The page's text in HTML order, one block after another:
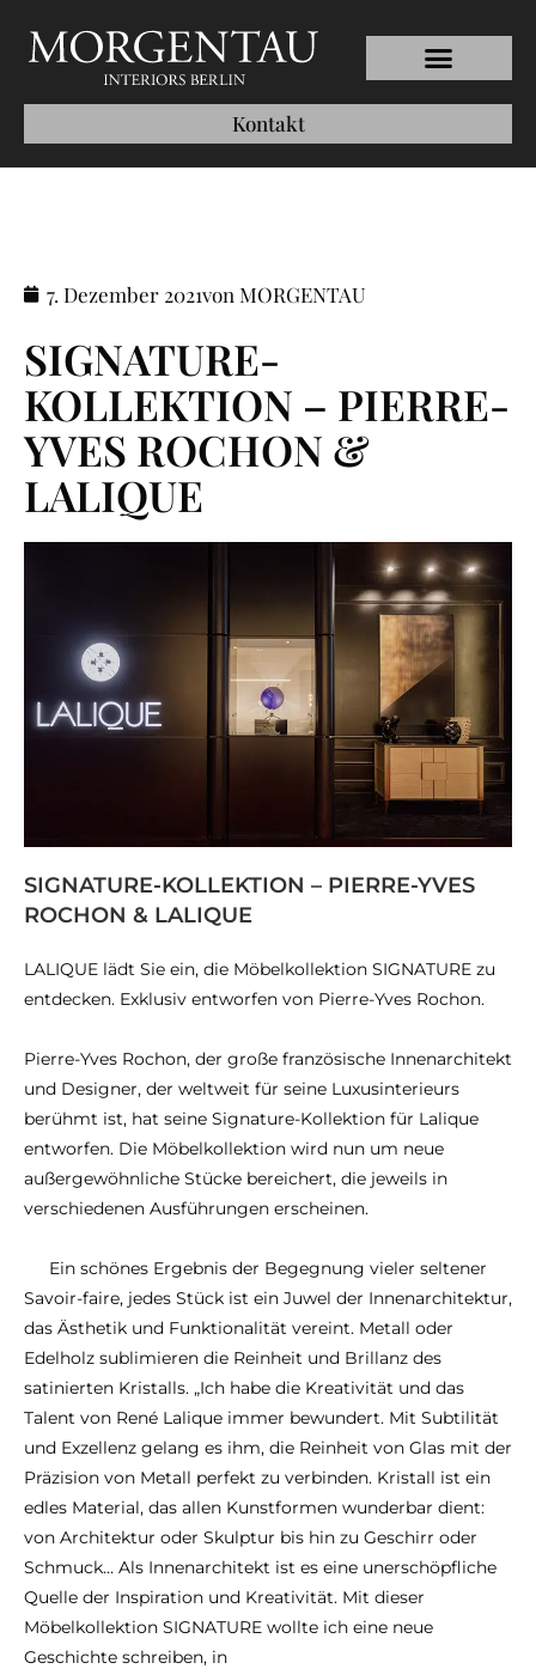
Kontakt
7. Dezember 2021von MORGENTAU
SIGNATURE-
KOLLEKTION – PIERRE-
YVES ROCHON &
LALIQUE
SIGNATURE-KOLLEKTION – PIERRE-YVES
ROCHON & LALIQUE
LALIQUE lädt Sie ein, die Möbelkollektion SIGNATURE zu
entdecken. Exklusiv entworfen von Pierre-Yves Rochon.
Pierre-Yves Rochon, der große französische Innenarchitekt
und Designer, der weltweit für seine Luxusinterieurs
berühmt ist, hat seine Signature-Kollektion für Lalique
entworfen. Die Möbelkollektion wird nun um neue
außergewöhnliche Stücke bereichert, die jeweils in
verschiedenen Ausführungen erscheinen.
Ein schönes Ergebnis der Begegnung vieler seltener
Savoir-faire, jedes Stück ist ein Juwel der Innenarchitektur,
das Ästhetik und Funktionalität vereint. Metall oder
Edelholz sublimieren die Reinheit und Brillanz des
satinierten Kristalls. „Ich habe die Kreativität und das
Talent von René Lalique immer bewundert. Mit Subtilität
und Exzellenz gelang es ihm, die Reinheit von Glas mit der
Präzision von Metall perfekt zu verbinden. Kristall ist ein
edles Material, das allen Kunstformen wunderbar dient:
von Architektur oder Skulptur bis hin zu Geschirr oder
Schmuck… Als Innenarchitekt ist es eine unerschöpfliche
Quelle der Inspiration und Kreativität. Mit dieser
Möbelkollektion SIGNATURE wollte ich eine neue
Geschichte schreiben, in